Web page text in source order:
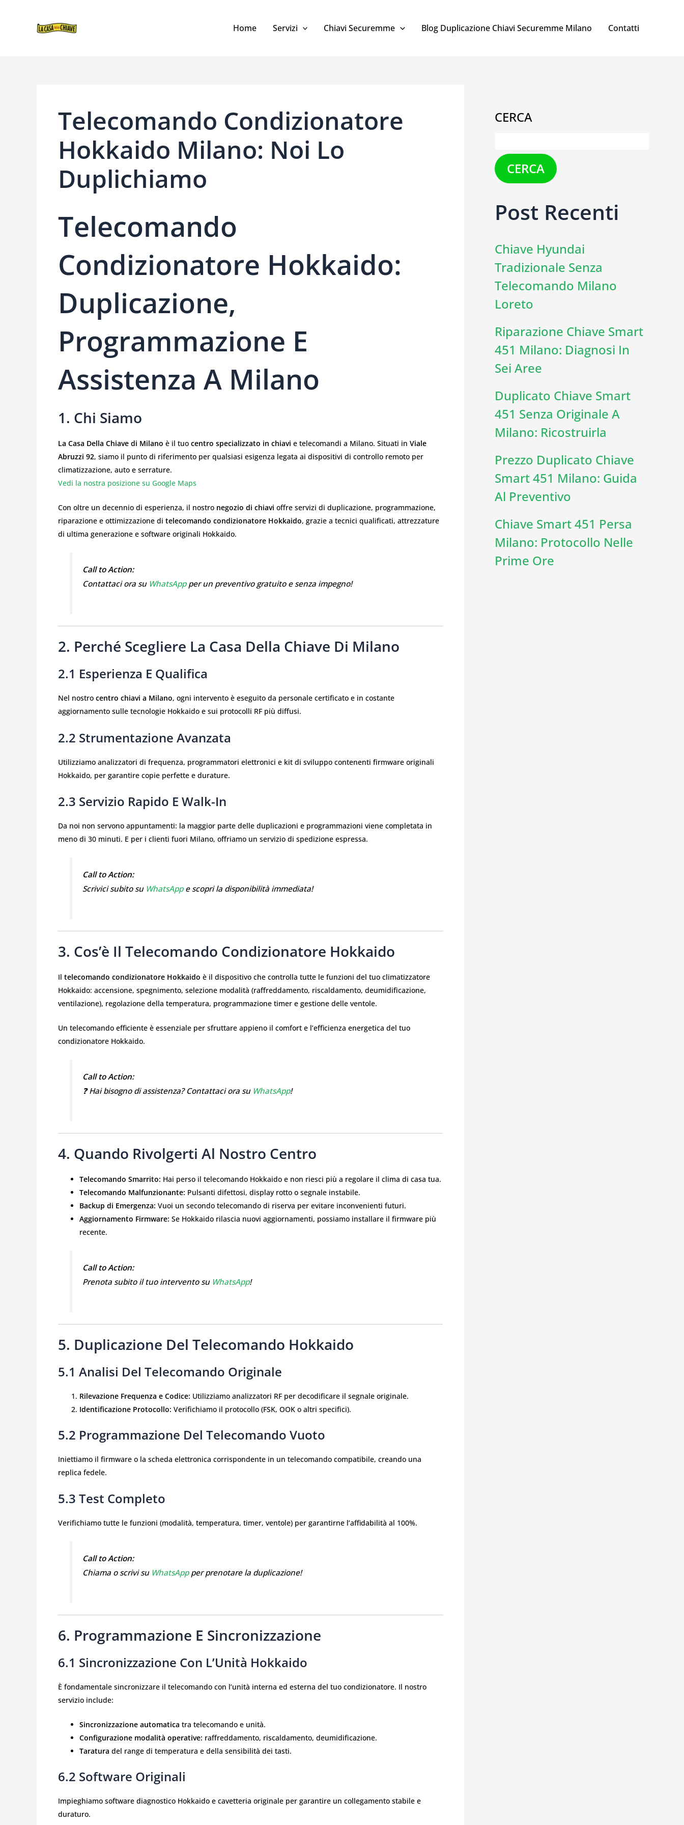
CONTENUTO
Home Servizi Chiavi Securemme Blog Duplicazione Chiavi Securemme Milano Contatti
Telecomando Condizionatore
Hokkaido Milano: Noi Lo
Duplichiamo
Telecomando
Condizionatore Hokkaido:
Duplicazione,
Programmazione E
Assistenza A Milano
1. Chi Siamo
La Casa Della Chiave di Milano è il tuo centro specializzato in chiavi e telecomandi a Milano. Situati in Viale
Abruzzi 92, siamo il punto di riferimen­to per qualsiasi esigenza legata ai dispositivi di controllo remoto per
climatizzazione, auto e serrature.
Vedi la nostra posizione su Google Maps
Con oltre un decennio di esperienza, il nostro negozio di chiavi offre servizi di duplicazione, programmazione,
riparazione e ottimizzazione di telecomando condizionatore Hokkaido, grazie a tecnici qualificati, attrezzature
di ultima generazione e software originali Hokkaido.
Call to Action:
Contattaci ora su WhatsAppper un preventivo gratuito e senza impegno!
2. Perché Scegliere La Casa Della Chiave Di Milano
2.1 Esperienza E Qualifica
Nel nostro centro chiavi a Milano, ogni intervento è eseguito da personale certificato e in costante
aggiornamento sulle tecnologie Hokkaido e sui protocolli RF più diffusi.
2.2 Strumentazione Avanzata
Utilizziamo analizzatori di frequenza, programmatori elettronici e kit di sviluppo contenenti firmware originali
Hokkaido, per garantire copie perfette e durature.
2.3 Servizio Rapido E Walk-In
Da noi non servono appuntamenti: la maggior parte delle duplicazioni e programmazioni viene completata in
meno di 30 minuti. E per i clienti fuori Milano, offriamo un servizio di spedizione espressa.
Call to Action:
Scrivici subito su WhatsAppe scopri la disponibilità immediata!
3. Cos’è Il Telecomando Condizionatore Hokkaido
Il telecomando condizionatore Hokkaido è il dispositivo che controlla tutte le funzioni del tuo climatizzatore
Hokkaido: accensione, spegnimento, selezione modalità (raffreddamento, riscaldamento, deumidificazione,
ventilazione), regolazione della temperatura, programmazione timer e gestione delle ventole.
Un telecomando efficiente è essenziale per sfruttare appieno il comfort e l’efficienza energetica del tuo
condizionatore Hokkaido.
Call to Action:
❓ Hai bisogno di assistenza? Contattaci ora su WhatsApp!
4. Quando Rivolgerti Al Nostro Centro
Telecomando Smarrito: Hai perso il telecomando Hokkaido e non riesci più a regolare il clima di casa tua.
Telecomando Malfunzionante: Pulsanti difettosi, display rotto o segnale instabile.
Backup di Emergenza: Vuoi un secondo telecomando di riserva per evitare inconvenienti futuri.
Aggiornamento Firmware: Se Hokkaido rilascia nuovi aggiornamenti, possiamo installare il firmware più
recente.
Call to Action:
Prenota subito il tuo intervento su WhatsApp!
5. Duplicazione Del Telecomando Hokkaido
5.1 Analisi Del Telecomando Originale
Rilevazione Frequenza e Codice: Utilizziamo analizzatori RF per decodificare il segnale originale.
Identificazione Protocollo: Verifichiamo il protocollo (FSK, OOK o altri specifici).
5.2 Programmazione Del Telecomando Vuoto
Iniettiamo il firmware o la scheda elettronica corrispondente in un telecomando compatibile, creando una
replica fedele.
5.3 Test Completo
Verifichiamo tutte le funzioni (modalità, temperatura, timer, ventole) per garantirne l’affidabilità al 100%.
Call to Action:
Chiama o scrivi su WhatsAppper prenotare la duplicazione!
6. Programmazione E Sincronizzazione
6.1 Sincronizzazione Con L’Unità Hokkaido
È fondamentale sincronizzare il telecomando con l’unità interna ed esterna del tuo condizionatore. Il nostro
servizio include:
Sincronizzazione automatica tra telecomando e unità.
Configurazione modalità operative: raffreddamento, riscaldamento, deumidificazione.
Taratura del range di temperatura e della sensibilità dei tasti.
6.2 Software Originali
Impieghiamo software diagnostico Hokkaido e cavetteria originale per garantire un collegamento stabile e
duraturo.
CERCA
CERCA
Post Recenti
Chiave Hyundai
Tradizionale Senza
Telecomando Milano
Loreto
Riparazione Chiave Smart
451 Milano: Diagnosi In
Sei Aree
Duplicato Chiave Smart
451 Senza Originale A
Milano: Ricostruirla
Prezzo Duplicato Chiave
Smart 451 Milano: Guida
Al Preventivo
Chiave Smart 451 Persa
Milano: Protocollo Nelle
Prime Ore